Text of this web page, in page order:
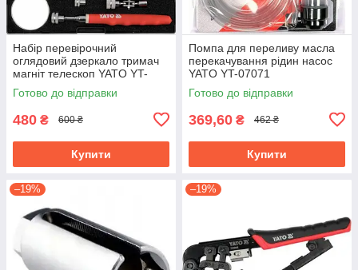
Набір перевірочний
оглядовий дзеркало тримач
магніт телескоп YATO YT-
0662
Готово до відправки
480 ₴ 600 ₴
Купити
Помпа для переливу масла
перекачування рідин насос
YATO YT-07071
Готово до відправки
369,60 ₴ 462 ₴
Купити
–19% –19%